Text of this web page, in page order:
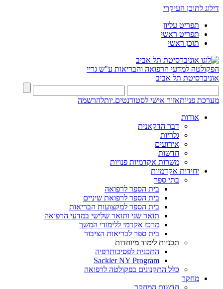
דילוג לתוכן העיקרי
תפריט עליון
תפריט ראשי
תוכן ראשי
הפקולטה למדעי הרפואה והבריאות ע"ש גריי
אוניברסיטת תל אביב
מערכת פניותאזור אישי לסטודנטים.יותלהרשמה
אודות
דבר הדקאנית
גלריות
אירועים
חדשות
משרות אקדמיות פנויות
יחידות אקדמיות
בתי ספר
בית הספר לרפואה
בית הספר לרפואת שיניים
בית הספר למקצועות הבריאות
תואר שני ותואר שלישי במדעי הרפואה
מרכז אקדמי ללימודי המשך
בית ספר לבריאות הציבור
תכניות לימוד מיוחדות
התכנית לפסיכותרפיה
Sackler NY Program
כלל התקנונים בפקולטה לרפואה
מחקר
חדשות המחקר